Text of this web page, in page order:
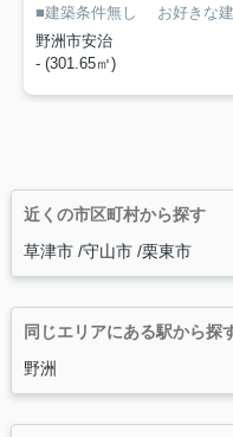
■建築条件無し お好きな建築会社等
野洲市安治
- (301.65㎡)
近くの市区町村から探す
草津市 守山市 栗東市
同じエリアにある駅から探
野洲